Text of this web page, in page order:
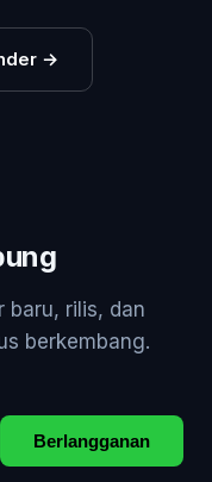
→
baru, rilis, dan
berkembang.
Berlangganan